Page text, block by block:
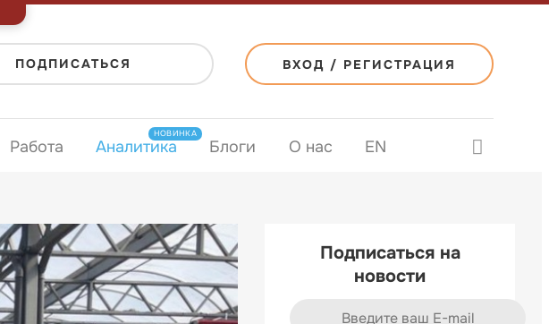
ПОДПИСАТЬСЯ ВХОД / РЕГИСТРАЦИЯ
Работа Аналитика
НОВИНКА
Блоги О нас EN
Подписаться на
новости